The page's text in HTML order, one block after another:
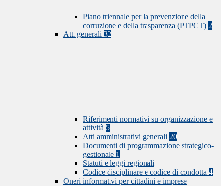
Piano triennale per la prevenzione della
corruzione e della trasparenza (PTPCT) 2
Atti generali 32
Riferimenti normativi su organizzazione e
attività 5
Atti amministrativi generali 20
Documenti di programmazione strategico-
gestionale 1
Statuti e leggi regionali
Codice disciplinare e codice di condotta 4
Oneri informativi per cittadini e imprese